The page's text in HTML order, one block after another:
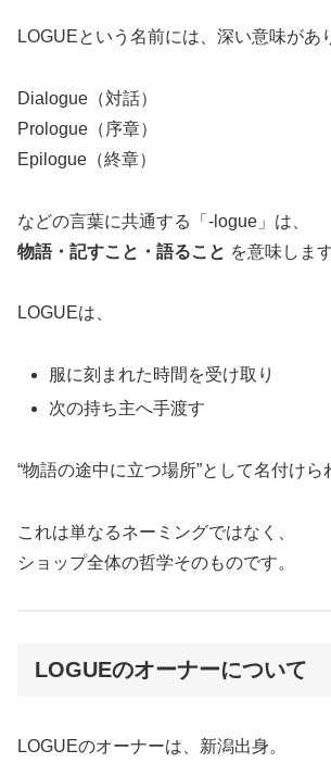
LOGUEという名前には、深い意味があ
Dialogue（対話）
Prologue（序章）
Epilogue（終章）
などの言葉に共通する「-logue」は、
物語・記すこと・語ること を意味します
LOGUEは、
服に刻まれた時間を受け取り
次の持ち主へ手渡す
“物語の途中に立つ場所”として名付けら
これは単なるネーミングではなく、
ショップ全体の哲学そのものです。
LOGUEのオーナーについて
LOGUEのオーナーは、新潟出身。